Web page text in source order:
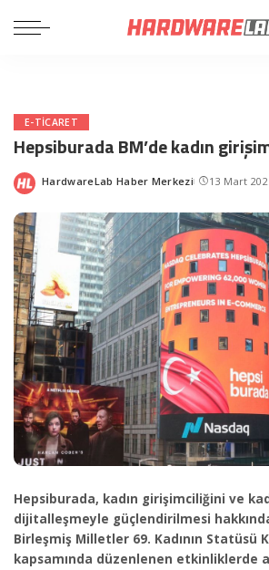
E-TICARET
Hepsiburada BM’de kadın
Posted
HardwareLab Haber Merkezi 13 Mart
Hepsiburada, kadın girişimciliğini ve
dijitalleşmeyle güçlendirilmesi
Birleşmiş Milletler 69. Kadının Statüsü
kapsamında düzenlenen etkinliklerde